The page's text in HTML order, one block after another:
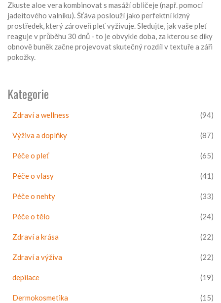
Zkuste aloe vera kombinovat s masáží obličeje (např. pomocí
jadeitového valníku). Šťáva poslouží jako perfektní klzný
prostředek, který zároveň pleť vyživuje. Sledujte, jak vaše pleť
reaguje v průběhu 30 dnů - to je obvykle doba, za kterou se díky
obnově buněk začne projevovat skutečný rozdíl v textuře a záři
pokožky.
Kategorie
Zdraví a wellness (94)
Výživa a doplňky (87)
Péče o pleť (65)
Péče o vlasy (41)
Péče o nehty (33)
Péče o tělo (24)
Zdraví a krása (22)
Zdraví a výživa (22)
depilace (19)
Dermokosmetika (15)